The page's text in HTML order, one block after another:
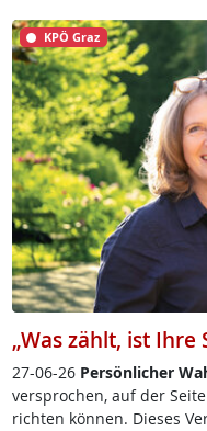
KPÖ Graz
„Was zählt, ist Ihre
27-06-26 Per­sön­li­cher
ver­spro­chen, auf der
rich­ten kön­nen. Die­ses